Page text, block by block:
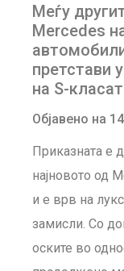
Меѓу
Mercedes
претстави
на S-
Објавено на
Приказната е
најновото од
и е врв на
замисли. Со
оските во